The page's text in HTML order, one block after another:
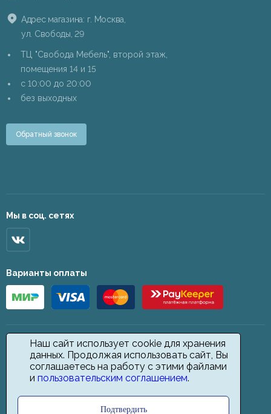
Наш сайт использует cookie для хранения
данных. Продолжая использовать сайт, Вы
соглашаетесь на работу с этими файлами
и пользовательским соглашением.
Подтвердить
Адрес магазина: г. Москва,
ул. Свободы, 29
ТЦ "Свобода Мебель", второй этаж,
помещения 14 и 15
c 10:00 до 20:00
без выходных
Обратный звонок
Мы в соц. сетях
Варианты оплаты
2026 © Star Carpet. ИП Кодиров Д. О., ИНН 361605146148. Все права